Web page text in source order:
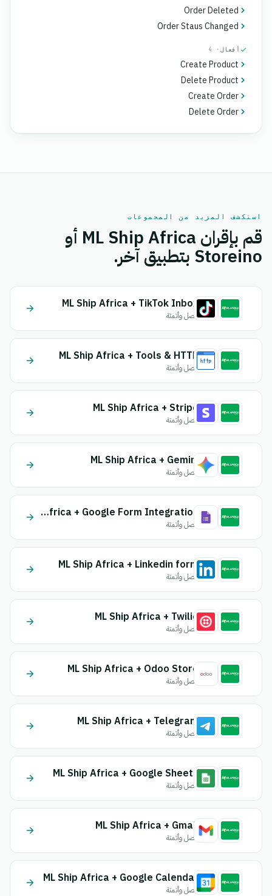
Order Deleted
Order Staus Changed
أفعال · 4
Create Product
Delete Product
Create Order
Delete Order
استكشف المزيد من المجموعات
قم بإقران ML Ship Africa أو
Storeino بتطبيق آخر.
ML Ship Africa + TikTok Inbox
اتصل وأتمتة
ML Ship Africa + Tools & HTTP
اتصل وأتمتة
ML Ship Africa + Stripe
اتصل وأتمتة
ML Ship Africa + Gemini
اتصل وأتمتة
ML Ship Africa + Google Form Integration
اتصل وأتمتة
ML Ship Africa + Linkedin form
اتصل وأتمتة
ML Ship Africa + Twilio
اتصل وأتمتة
ML Ship Africa + Odoo Store
اتصل وأتمتة
ML Ship Africa + Telegram
اتصل وأتمتة
ML Ship Africa + Google Sheets
اتصل وأتمتة
ML Ship Africa + Gmail
اتصل وأتمتة
ML Ship Africa + Google Calendar
اتصل وأتمتة